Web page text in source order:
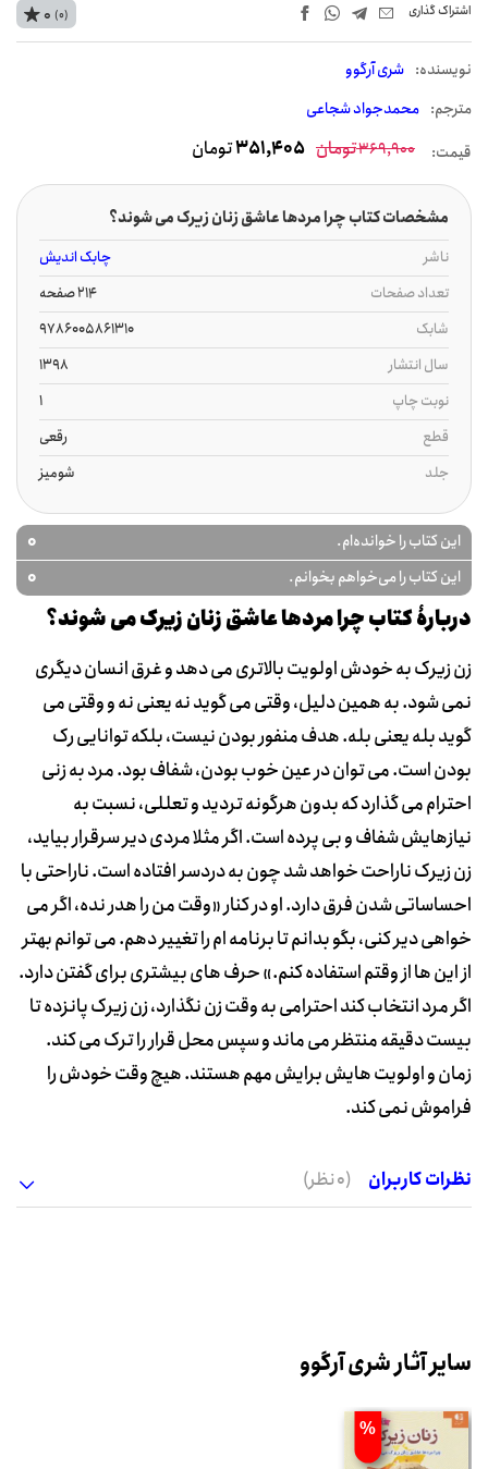
اشتراک‌ گذاری
نويسنده: شری آرگوو
مترجم: محمدجواد شجاعی
0 (0)
قیمت: 369,900تومان 351,405تومان
مشخصات کتاب چرا مردها عاشق زنان زیرک می شوند؟
ناشر
چابک اندیش
تعداد صفحات
214 صفحه
شابک
9786005861310
سال انتشار
1398
نوبت چاپ
1
قطع
رقعی
جلد
شومیز
این کتاب را خوانده‌ام. 0
این کتاب را می‌خواهم بخوانم. 0
دربارۀ کتاب چرا مردها عاشق زنان زیرک می شوند؟
زن زیرک به خودش اولویت بالاتری می دهد و غرق انسان دیگری
نمی شود. به همین دلیل، وقتی می گوید نه یعنی نه و وقتی می
گوید بله یعنی بله. هدف منفور بودن نیست، بلکه توانایی رک
بودن است. می توان در عین خوب بودن، شفاف بود. مرد به زنی
احترام می گذارد که بدون هرگونه تردید و تعللی، نسبت به
نیازهایش شفاف و بی پرده است. اگر مثلا مردی دیر سرقرار بیاید،
زن زیرک ناراحت خواهد شد چون به دردسر افتاده است. ناراحتی با
احساساتی شدن فرق دارد. او در کنار «وقت من را هدر نده، اگر می
خواهی دیر کنی، بگو بدانم تا برنامه ام را تغییر دهم. می توانم بهتر
از این ها از وقتم استفاده کنم.» حرف های بیشتری برای گفتن دارد.
اگر مرد انتخاب کند احترامی به وقت زن نگذارد، زن زیرک پانزده تا
بیست دقیقه منتظر می ماند و سپس محل قرار را ترک می کند.
زمان و اولویت هایش برایش مهم هستند. هیچ وقت خودش را
فراموش نمی کند.
نظرات کاربران (0 نظر)
سایر آثار شری آرگوو
%